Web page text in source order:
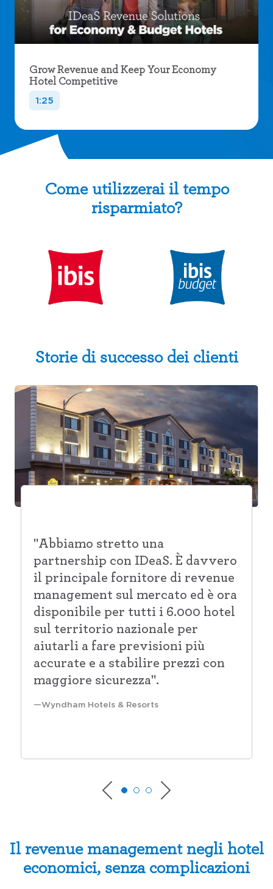
Grow Revenue and Keep Your Economy
Hotel Competitive
1:25
Come utilizzerai il tempo
risparmiato?
Storie di successo dei clienti
"Abbiamo stretto una
partnership con IDeaS. È davvero
il principale fornitore di revenue
management sul mercato ed è ora
disponibile per tutti i 6.000 hotel
sul territorio nazionale per
aiutarli a fare previsioni più
accurate e a stabilire prezzi con
maggiore sicurezza".
Wyndham Hotels & Resorts
Il revenue management negli hotel
economici, senza complicazioni